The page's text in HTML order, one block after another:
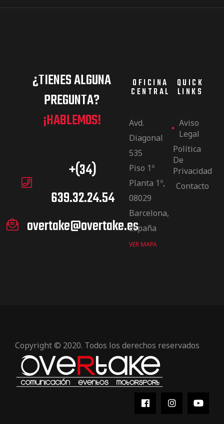
¿TIENES ALGUNA
PREGUNTA?
¡HABLEMOS!
+(34)
639.32.24.54
overtake@overtake.es
OFICINA
CENTRAL
Avd.
Diagonal
535
Piso 1º
Planta 1º,
08029
Barcelona,
España
VER MAPA
QUICK
LINKS
Aviso
Legal
Política
De
Privacidad
Contacto
Copyright © 2020. Todos los derechos reservados